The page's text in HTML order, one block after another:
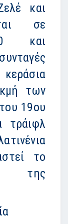
και
σε
και
των
19ου
τράιφλ
το
της